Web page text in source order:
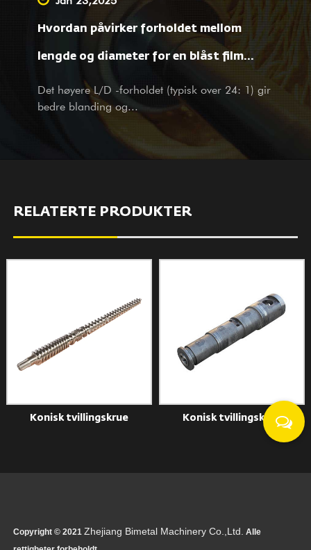
store og små bedrifter hjemme. Uansett om du er vår
eksisterende partner eller potensielle kunde, med produkter og
tjenester, ønsker vi ditt besøk og forespørsler hjertelig
velkommen med våre helhjertede og gjennomtenkte tjenester.
Hvordan påvirker forholdet mellom
lengde og diameter for en blåst film
ekstruderskrue materialbehandling og
filmegenskaper?
Det høyere L/D -forholdet (typisk over 24: 1) gir
bedre blanding og...
RELATERTE PRODUKTER
Konisk tvillingskrue Konisk tvillingskrue
Copyright © 2021Zhejiang Bimetal Machinery Co.,Ltd. Alle